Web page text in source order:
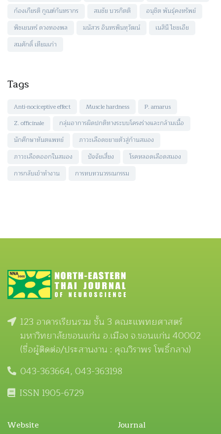
ก้องเกียรติ กูณฑ์กันทรากร
สมชัย บวรกิตติ
อนุชิต พันธุ์คงทรัพย์
พิชเยนทร์ ดวงทองพล
มนัสวร อินทรพินทุวัฒน์
เนสินี ไชยเอีย
สมศักดิ์ เทียมเก่า
Tags
Anti-nociceptive effect Muscle hardness
P. amarus
Z. officinale
กลุ่มอาการผิดปกติทางระบบโครงร่างและกล้ามเนื้อ
นักศึกษาทันตแพทย์
ภาวะเลือดขยายตัวสู่ก้านสมอง
ภาวะเลือดออกในสมอง
ปัจจัยเสี่ยง
โรคหลอดเลือดสมอง
การกลับเข้าทำงาน
การทบทวนวรรณกรรม
123 อาคารเรียนรวม ชั้น 3 คณะแพทยศาสตร์
มหาวิทยาลัยขอนแก่น อ.เมือง จ.ขอนแก่น 40002
(ชื่อผู้ติดต่อ/ประสานงาน : คุณวิราพร โพธิ์กลาง)
043-363664, 043-363198
ISSN 1905-6729
Website Journal